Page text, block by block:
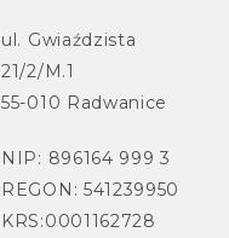
ul. Gwiaździsta
21/2/M.1
55-010 Radwanice
NIP: 896164 999 3
REGON: 541239950
KRS:0001162728